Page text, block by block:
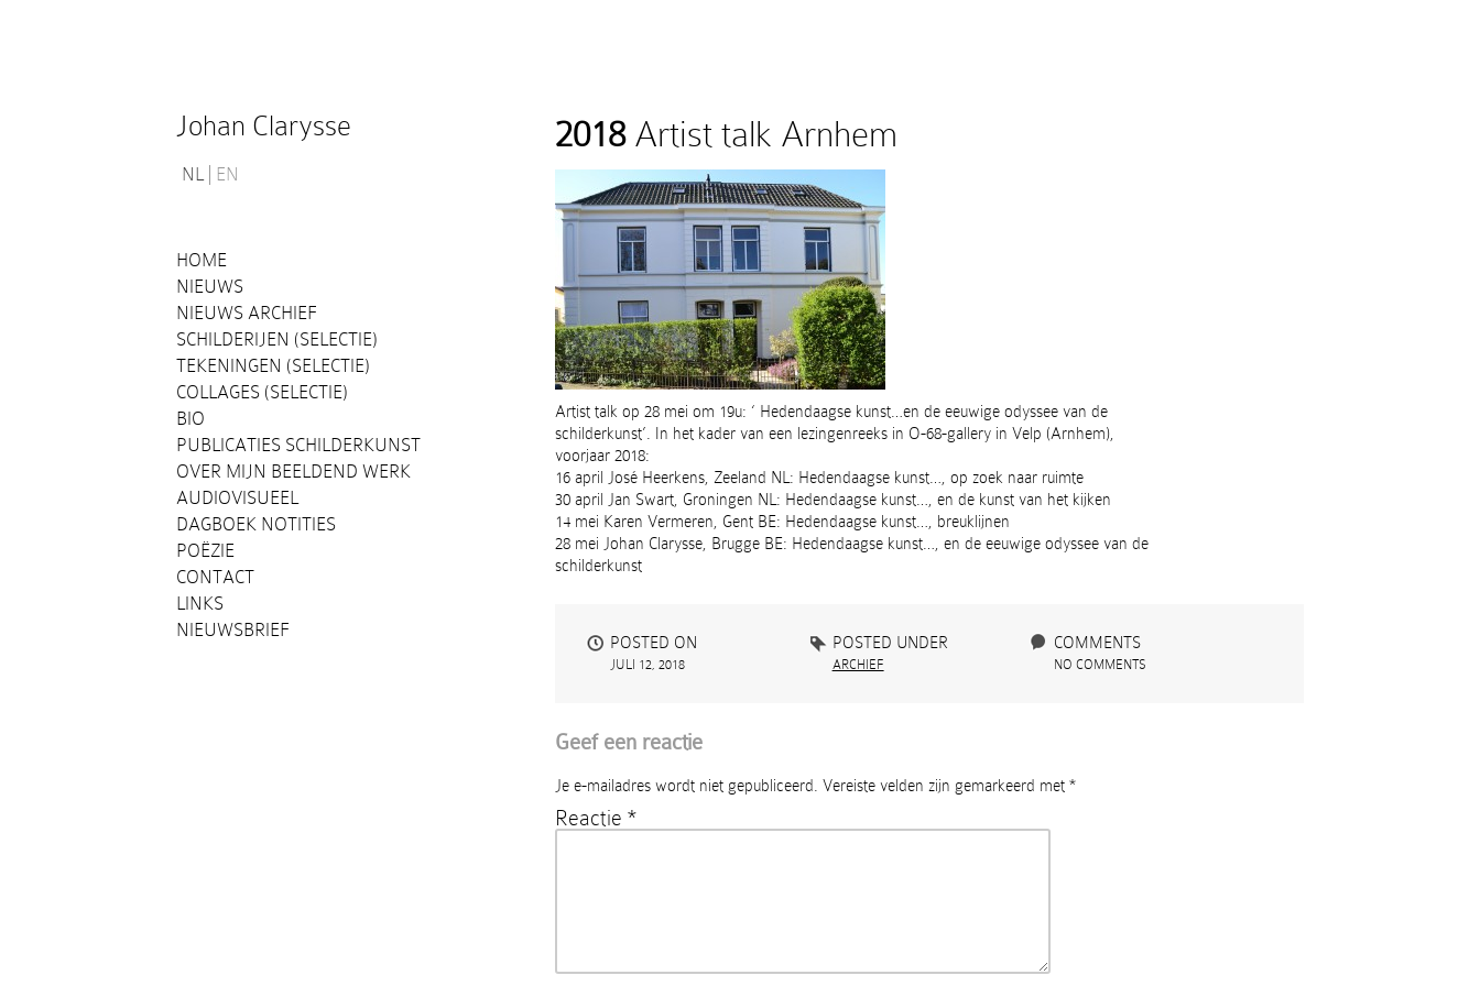
Johan Clarysse
NL EN
HOME
NIEUWS
NIEUWS ARCHIEF
SCHILDERIJEN (SELECTIE)
TEKENINGEN (SELECTIE)
COLLAGES (SELECTIE)
BIO
PUBLICATIES SCHILDERKUNST
OVER MIJN BEELDEND WERK
AUDIOVISUEEL
DAGBOEK NOTITIES
POËZIE
CONTACT
LINKS
NIEUWSBRIEF
2018Artist talk Arnhem
Artist talk op 28 mei om 19u: ‘ Hedendaagse kunst…en de eeuwige odyssee van de
schilderkunst’. In het kader van een lezingenreeks in O-68-gallery in Velp (Arnhem),
voorjaar 2018:
16 april José Heerkens, Zeeland NL: Hedendaagse kunst…, op zoek naar ruimte
30 april Jan Swart, Groningen NL: Hedendaagse kunst…, en de kunst van het kijken
14 mei Karen Vermeren, Gent BE: Hedendaagse kunst…, breuklijnen
28 mei Johan Clarysse, Brugge BE: Hedendaagse kunst…, en de eeuwige odyssee van de
schilderkunst
POSTED ON
JULI 12, 2018
POSTED UNDER
ARCHIEF
COMMENTS
NO COMMENTS
Geef een reactie
Je e-mailadres wordt niet gepubliceerd. Vereiste velden zijn gemarkeerd met *
Reactie *